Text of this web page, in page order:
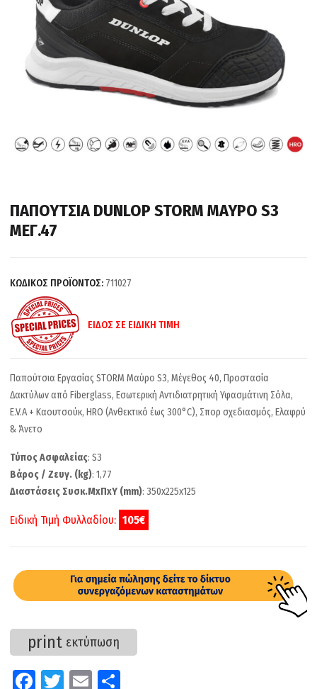
ΠΑΠΟΥΤΣΙΑ DUNLOP STORM ΜΑΥΡΟ S3
ΜΕΓ.47
ΚΩΔΙΚΟΣ ΠΡΟΪΟΝΤΟΣ: 711027
ΕΙΔΟΣ ΣΕ ΕΙΔΙΚΗ ΤΙΜΗ
Παπούτσια Εργασίας STORM Μαύρο S3, Μέγεθος 40, Προστασία
Δακτύλων από Fiberglass, Εσωτερική Αντιδιατρητική Υφασμάτινη Σόλα,
E.V.A + Καουτσούκ, HRO (Ανθεκτικό έως 300°C), Σπορ σχεδιασμός, Ελαφρύ
& Άνετο
Τύπος Ασφαλείας: S3
Βάρος / Ζευγ. (kg): 1,77
Διαστάσεις Συσκ.ΜxΠxΥ (mm): 350x225x125
Ειδική Τιμή Φυλλαδίου: 105€
print εκτύπωση
Fa
T
E